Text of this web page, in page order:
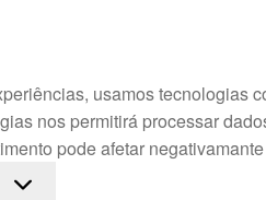
usamos tecnologias
nos permitirá processar
pode afetar